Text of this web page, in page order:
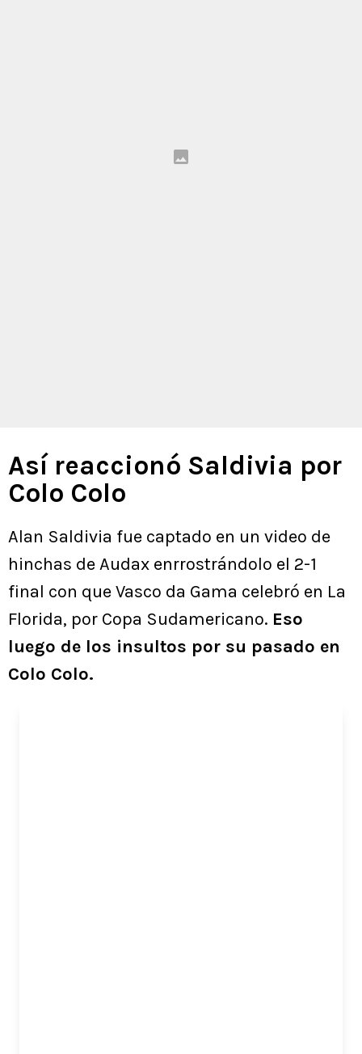
Así reaccionó Saldivia por
Colo Colo
Alan Saldivia fue captado en un video de
hinchas de Audax enrrostrándolo el 2-1
final con que Vasco da Gama celebró en La
Florida, por Copa Sudamericano. Eso
luego de los insultos por su pasado en
Colo Colo.